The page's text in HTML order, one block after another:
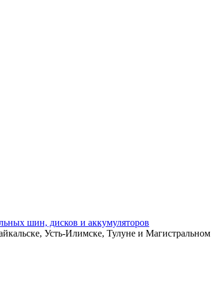
Усть-Илимске, Тулуне и Магистральном